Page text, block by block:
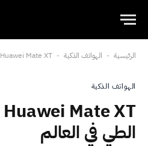
الرئيسية - الهواتف الذكية - Huawei Mate XT أول هاتف ثلاثي الطي في العالم
الهواتف الذكية
الطي في العالم